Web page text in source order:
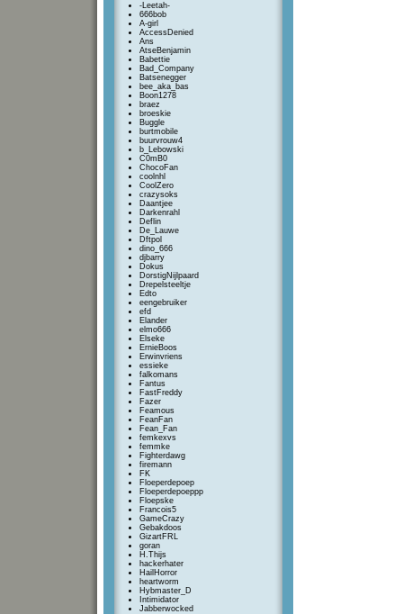
-Leetah-
666bob
A-girl
AccessDenied
Ans
AtseBenjamin
Babettie
Bad_Company
Batsenegger
bee_aka_bas
Boon1278
braez
broeskie
Buggle
burtmobile
buurvrouw4
b_Lebowski
C0mB0
ChocoFan
coolnhl
CoolZero
crazysoks
Daantjee
Darkenrahl
Deflin
De_Lauwe
Dftpol
dino_666
djbarry
Dokus
DorstigNijlpaard
Drepelsteeltje
Edto
eengebruiker
efd
Elander
elmo666
Elseke
ErnieBoos
Erwinvriens
essieke
falkomans
Fantus
FastFreddy
Fazer
Feamous
FeanFan
Fean_Fan
femkexvs
femmke
Fighterdawg
firemann
FK
Floeperdepoep
Floeperdepoeppp
Floepske
Francois5
GameCrazy
Gebakdoos
GizartFRL
goran
H.Thijs
hackerhater
HailHorror
heartworm
Hybmaster_D
Intimidator
Jabberwocked